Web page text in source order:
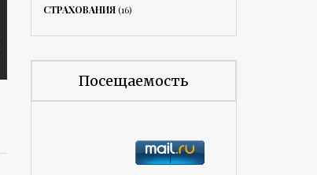
СТРАХОВАНИЯ(16)
Посещаемость